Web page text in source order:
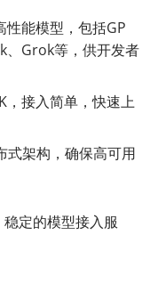
性能模型，包括GP
Grok等，供开发者
，接入简单，快速上
式架构，确保高可用
定的模型接入服